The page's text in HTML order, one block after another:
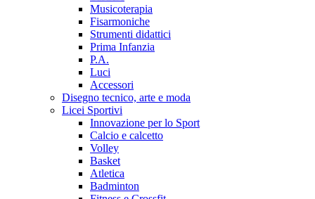
Musicoterapia
Fisarmoniche
Strumenti didattici
Prima Infanzia
P.A.
Luci
Accessori
Disegno tecnico, arte e moda
Licei Sportivi
Innovazione per lo Sport
Calcio e calcetto
Volley
Basket
Atletica
Badminton